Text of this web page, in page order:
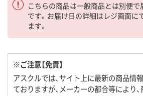
こちらの商品は一般商品とは別便
です。お届け日の詳細はレジ画面に
ます。
※ご注意【免責】
アスクルでは、サイト上に最新の商品情
ておりますが、メーカーの都合等により、